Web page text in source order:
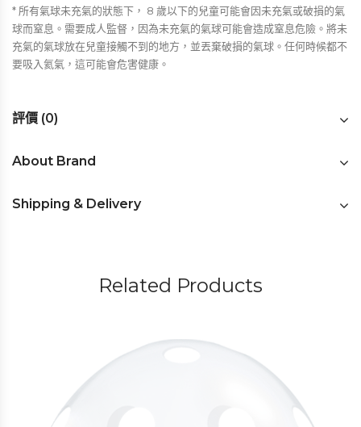
* 所有氣球未充氣的狀態下， 8 歲以下的兒童可能會因未充氣或破損的氣
球而窒息。需要成人監督，因為未充氣的氣球可能會造成窒息危險。將未
充氣的氣球放在兒童接觸不到的地方，並丟棄破損的氣球。任何時候都不
要吸入氦氣，這可能會危害健康。
評價 (0)
About Brand
Shipping & Delivery
Related Products